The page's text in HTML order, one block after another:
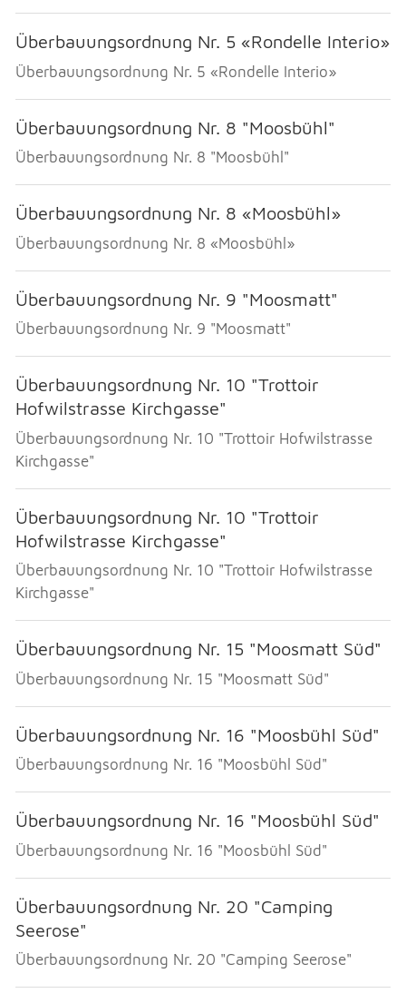
Überbauungsordnung Nr. 5 «Rondelle Interio»
Überbauungsordnung Nr. 5 «Rondelle Interio»
Überbauungsordnung Nr. 8 "Moosbühl"
Überbauungsordnung Nr. 8 "Moosbühl"
Überbauungsordnung Nr. 8 «Moosbühl»
Überbauungsordnung Nr. 8 «Moosbühl»
Überbauungsordnung Nr. 9 "Moosmatt"
Überbauungsordnung Nr. 9 "Moosmatt"
Überbauungsordnung Nr. 10 "Trottoir
Hofwilstrasse Kirchgasse"
Überbauungsordnung Nr. 10 "Trottoir Hofwilstrasse
Kirchgasse"
Überbauungsordnung Nr. 10 "Trottoir
Hofwilstrasse Kirchgasse"
Überbauungsordnung Nr. 10 "Trottoir Hofwilstrasse
Kirchgasse"
Überbauungsordnung Nr. 15 "Moosmatt Süd"
Überbauungsordnung Nr. 15 "Moosmatt Süd"
Überbauungsordnung Nr. 16 "Moosbühl Süd"
Überbauungsordnung Nr. 16 "Moosbühl Süd"
Überbauungsordnung Nr. 16 "Moosbühl Süd"
Überbauungsordnung Nr. 16 "Moosbühl Süd"
Überbauungsordnung Nr. 20 "Camping
Seerose"
Überbauungsordnung Nr. 20 "Camping Seerose"